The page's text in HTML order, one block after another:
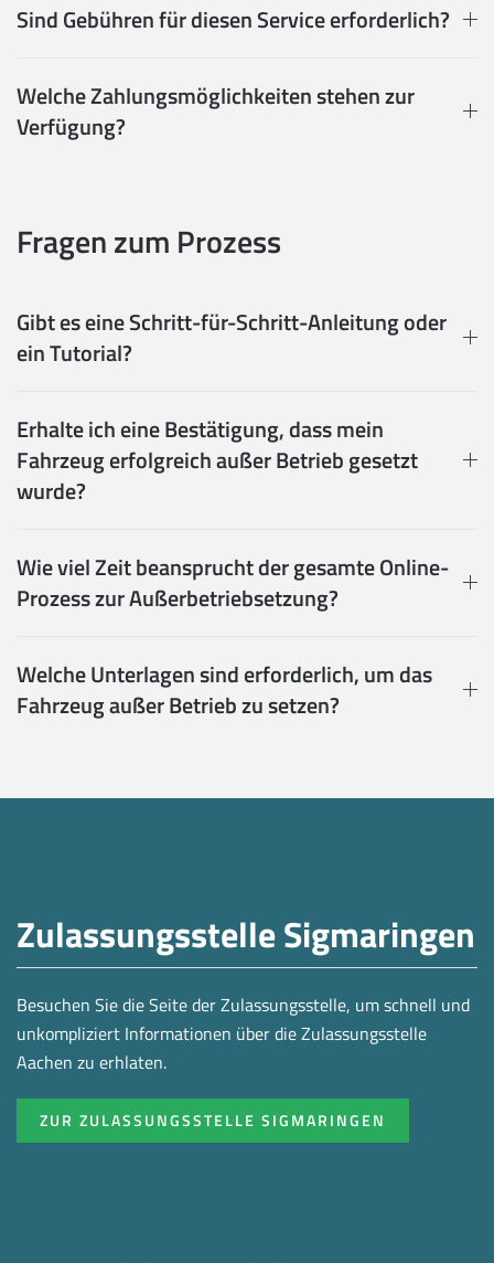
Sind Gebühren für diesen Service erforderlich?
Welche Zahlungsmöglichkeiten stehen zur
Verfügung?
Fragen zum Prozess
Gibt es eine Schritt-für-Schritt-Anleitung oder
ein Tutorial?
Erhalte ich eine Bestätigung, dass mein
Fahrzeug erfolgreich außer Betrieb gesetzt
wurde?
Wie viel Zeit beansprucht der gesamte Online-
Prozess zur Außerbetriebsetzung?
Welche Unterlagen sind erforderlich, um das
Fahrzeug außer Betrieb zu setzen?
Zulassungsstelle Sigmaringen
Besuchen Sie die Seite der Zulassungsstelle, um schnell und
unkompliziert Informationen über die Zulassungsstelle
Aachen zu erhlaten.
ZUR ZULASSUNGSSTELLE SIGMARINGEN